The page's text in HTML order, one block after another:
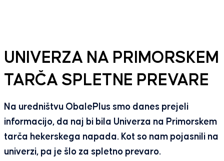
UNIVERZA NA PRIMORSKEM
TARČA SPLETNE PREVARE
Na uredništvu ObalePlus smo danes prejeli
informacijo, da naj bi bila Univerza na Primorskem
tarča hekerskega napada. Kot so nam pojasnili na
univerzi, pa je šlo za spletno prevaro.